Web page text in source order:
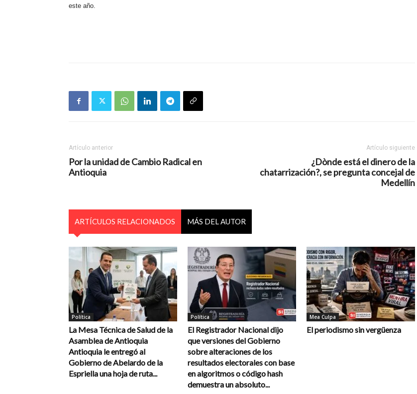
este año.
Artículo anterior
Por la unidad de Cambio Radical en
Antioquia
Artículo siguiente
¿Dònde está el dinero de la
chatarrización?, se pregunta concejal de
Medellín
ARTÍCULOS RELACIONADOS MÁS DEL AUTOR
Política
La Mesa Técnica de Salud de la
Asamblea de Antioquia
Antioquia le entregó al
Gobierno de Abelardo de la
Espriella una hoja de ruta...
Política
El Registrador Nacional dijo
que versiones del Gobierno
sobre alteraciones de los
resultados electorales con base
en algoritmos o código hash
demuestra un absoluto...
Mea Culpa
El periodismo sin vergüenza